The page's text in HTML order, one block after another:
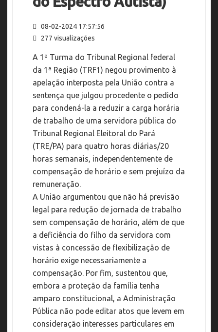
08-02-2024 17:57:56
277 visualizações
A 1ª Turma do Tribunal Regional federal
da 1ª Região (TRF1) negou provimento à
apelação interposta pela União contra a
sentença que julgou procedente o pedido
para condená-la a reduzir a carga horária
de trabalho de uma servidora pública do
Tribunal Regional Eleitoral do Pará
(TRE/PA) para quatro horas diárias/20
horas semanais, independentemente de
compensação de horário e sem prejuízo da
remuneração.
A União argumentou que não há previsão
legal para redução de jornada de trabalho
sem compensação de horário, além de que
a deficiência do filho da servidora com
vistas à concessão de flexibilização de
horário exige necessariamente a
compensação. Por fim, sustentou que,
embora a proteção da família tenha
amparo constitucional, a Administração
Pública não pode editar atos que levem em
consideração interesses particulares em